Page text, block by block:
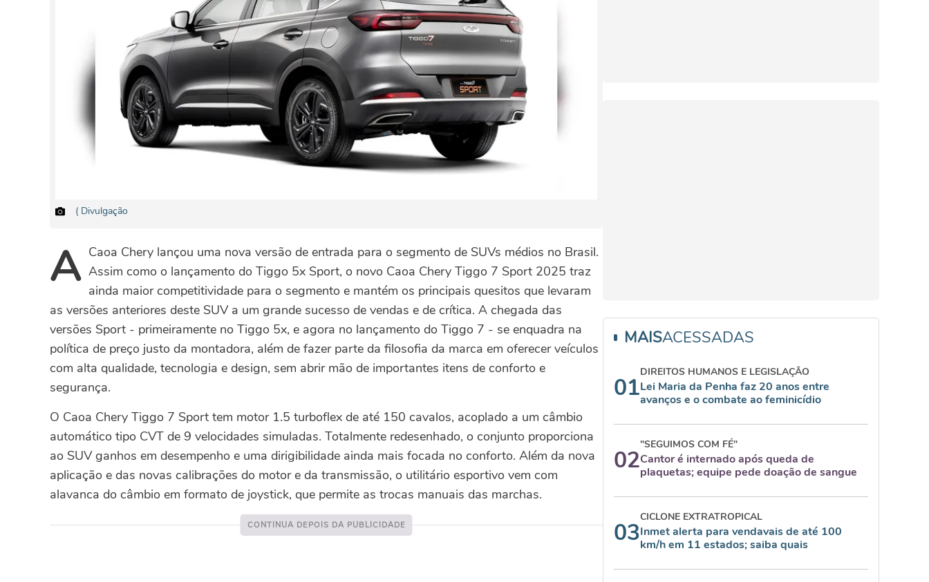
( Divulgação
ACaoa Chery lançou uma nova versão de entrada para o segmento de SUVs médios no Brasil.
Assim como o lançamento do Tiggo 5x Sport, o novo Caoa Chery Tiggo 7 Sport 2025 traz
ainda maior competitividade para o segmento e mantém os principais quesitos que levaram
as versões anteriores deste SUV a um grande sucesso de vendas e de crítica. A chegada das
versões Sport - primeiramente no Tiggo 5x, e agora no lançamento do Tiggo 7 - se enquadra na
política de preço justo da montadora, além de fazer parte da filosofia da marca em oferecer veículos
com alta qualidade, tecnologia e design, sem abrir mão de importantes itens de conforto e
segurança.
O Caoa Chery Tiggo 7 Sport tem motor 1.5 turboflex de até 150 cavalos, acoplado a um câmbio
automático tipo CVT de 9 velocidades simuladas. Totalmente redesenhado, o conjunto proporciona
ao SUV ganhos em desempenho e uma dirigibilidade ainda mais focada no conforto. Além da nova
aplicação e das novas calibrações do motor e da transmissão, o utilitário esportivo vem com
alavanca do câmbio em formato de joystick, que permite as trocas manuais das marchas.
MAISACESSADAS
01
DIREITOS HUMANOS E LEGISLAÇÃO
Lei Maria da Penha faz 20 anos entre
avanços e o combate ao feminicídio
02
"SEGUIMOS COM FÉ"
Cantor é internado após queda de
plaquetas; equipe pede doação de sangue
03
CICLONE EXTRATROPICAL
Inmet alerta para vendavais de até 100
km/h em 11 estados; saiba quais